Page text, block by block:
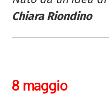
Chiara Riondino
8 maggio